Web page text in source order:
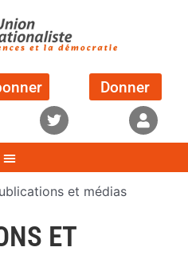
Donner
et médias
ET